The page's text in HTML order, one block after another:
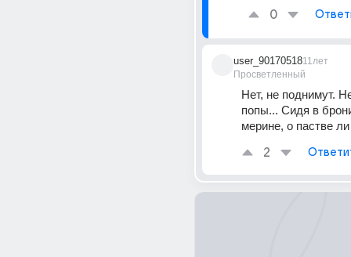
0
user_90170518
Просветленный
11лет
Нет, не поднимут.
попы... Сидя в
мерине, о пастве
2